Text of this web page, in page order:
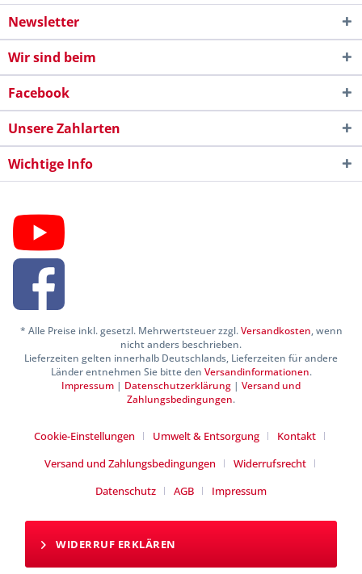
Newsletter
Wir sind beim
Facebook
Unsere Zahlarten
Wichtige Info
* Alle Preise inkl. gesetzl. Mehrwertsteuer zzgl.Versandkosten, wenn
nicht anders beschrieben.
Lieferzeiten gelten innerhalb Deutschlands, Lieferzeiten für andere
Länder entnehmen Sie bitte den Versandinformationen.
Impressum | Datenschutzerklärung | Versand und
Zahlungsbedingungen.
Cookie-Einstellungen Umwelt & Entsorgung
Kontakt
Versand und Zahlungsbedingungen
Widerrufsrecht
Datenschutz
AGB Impressum
WIDERRUF ERKLÄREN